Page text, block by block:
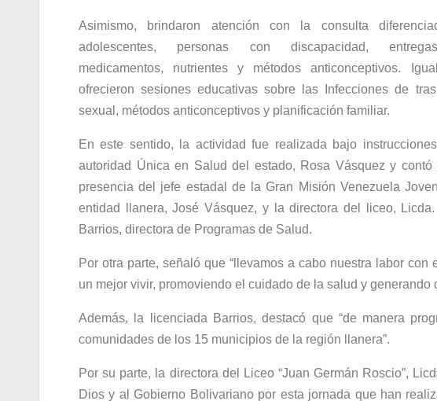
Asimismo, brindaron atención con la consulta
adolescentes, personas con discapacidad,
medicamentos, nutrientes y métodos anticonceptivos.
ofrecieron sesiones educativas sobre las Infecciones de
sexual, métodos anticonceptivos y planificación familiar.
En este sentido, la actividad fue realizada bajo
autoridad Única en Salud del estado, Rosa Vásquez y contó
presencia del jefe estadal de la Gran Misión Venezuela
entidad llanera, José Vásquez, y la directora del liceo,
Barrios, directora de Programas de Salud.
Por otra parte, señaló que “llevamos a cabo nuestra labor
un mejor vivir, promoviendo el cuidado de la salud y generando
Además, la licenciada Barrios, destacó que “de manera
comunidades de los 15 municipios de la región llanera”.
Por su parte, la directora del Liceo “Juan Germán Roscio”,
Dios y al Gobierno Bolivariano por esta jornada que han